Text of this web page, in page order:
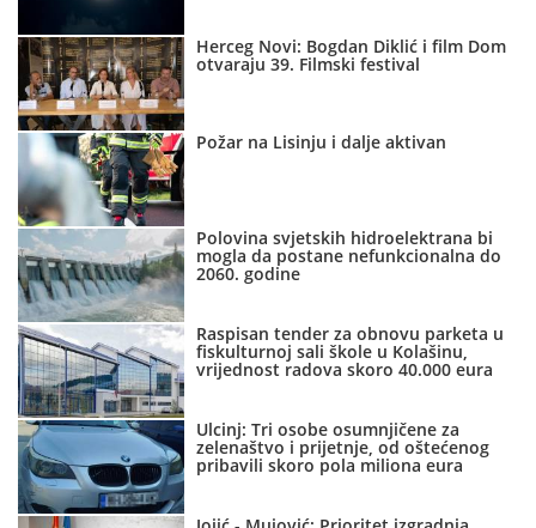
Herceg Novi: Bogdan Diklić i film Dom
otvaraju 39. Filmski festival
Požar na Lisinju i dalje aktivan
Polovina svjetskih hidroelektrana bi
mogla da postane nefunkcionalna do
2060. godine
Raspisan tender za obnovu parketa u
fiskulturnoj sali škole u Kolašinu,
vrijednost radova skoro 40.000 eura
Ulcinj: Tri osobe osumnjičene za
zelenaštvo i prijetnje, od oštećenog
pribavili skoro pola miliona eura